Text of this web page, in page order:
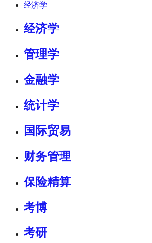
经济学|
经济学
管理学
金融学
统计学
国际贸易
财务管理
保险精算
考博
考研